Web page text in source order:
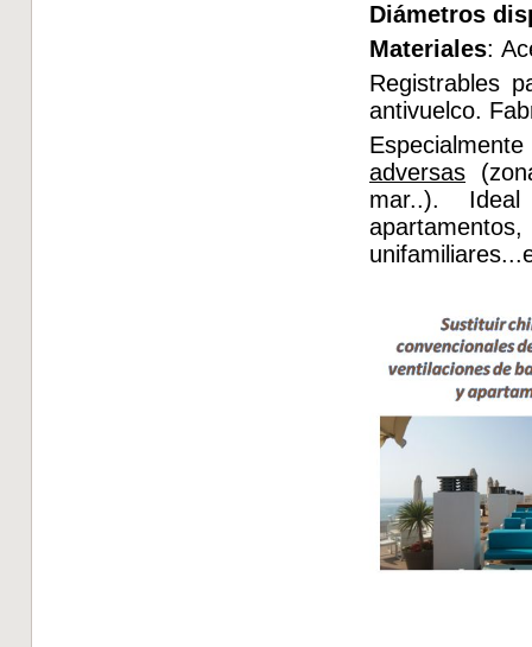
Diámetros
Materiales:
Registrables
antivuelco.
adversas
mar..). Ideal